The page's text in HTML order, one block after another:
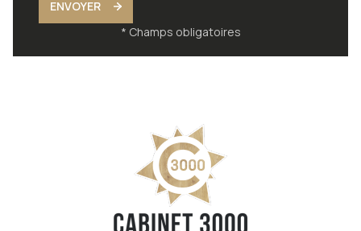
ENVOYER
* Champs obligatoires